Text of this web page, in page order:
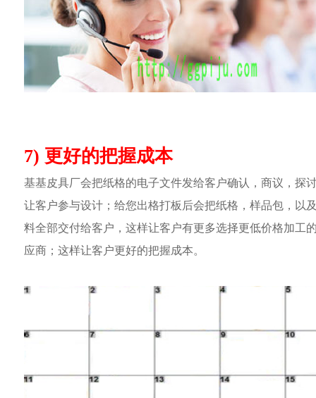
7) 更好的把握成本
基基皮具厂会把纸格的电子文件发给客户确认，商议，探
让客户参与设计；给您出格打板后会把纸格，样品包，以
料全部交付给客户，这样让客户有更多选择更低价格加工
应商；这样让客户更好的把握成本。